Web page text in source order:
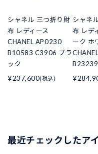
シャネル 三つ折り財
布 レディース
CHANEL AP0230
B10583 C3906 ブラ
ック
¥237,600(税込)
シャネ
布 レデ
ーク ホ
最近チェックしたア